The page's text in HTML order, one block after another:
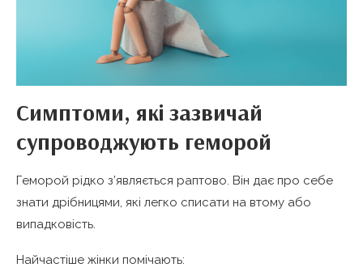
Симптоми, які зазвичай
супроводжують геморой
Геморой рідко з’являється раптово. Він дає про себе
знати дрібницями, які легко списати на втому або
випадковість.
Найчастіше жінки помічають: